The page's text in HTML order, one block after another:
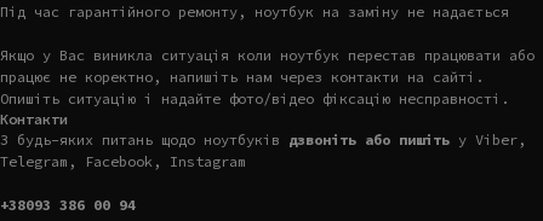
Під час гарантійного ремонту, ноутбук на заміну не надається
Якщо у Вас виникла ситуація коли ноутбук перестав працювати або
працює не коректно, напишіть нам через контакти на сайті.
Опишіть ситуацію і надайте фото/відео фіксацію несправності.
Контакти
З будь-яких питань щодо ноутбуків дзвоніть або пишіть у Viber,
Telegram, Facebook, Instagram
+38093 386 00 94